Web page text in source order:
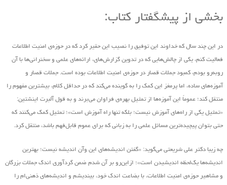
بخشی از پیشگفتار کتاب:
در این چند سال که خداوند این توفیق را نصیب این حقیر کرد که در حوزه‌ی امنیت اطلاعات
فعالیت کنم، یکی از چالش‌هایی که در تدوین گزارش‌های، ارائه‌های علمی و سخنرانی‌ها با آن
روبه‌رو بودم، کمبود جملات قصار در حوزه‌ی امنیت اطلاعات بوده است. جملات قصار و
آموزه‌های ساده، اما پرمغز این کمک را به گوینده‌ می‌کند که در حداقل کلام، بیشترین مفهوم را
منتقل کند؛ عموماً این آموزه‌ها از تمثیل بهره‌ی فراوان‌ می‌برند و به قول آلبرت اینشتین:
«تمثیل یکی از راه‌های آموزش نیست؛ بلکه تنها راه آموزش است»؛ تمثیل کمک می‌کنند که
حتی بتوان پیچیده‌ترین مسائل علمی را به زبانی که برای عموم قابل‌فهم باشد، منتقل کرد.
چه زیبا دکتر علی شریعتی ‌می‌گوید: «گفتن اندیشه‌های این ‌وآن اندیشه نیست؛ بهترین
اندیشه‌ها یک‌لحظه اندیشیدن است»؛ ازاین‌رو بر آن شدم ضمن گردآوری اندک جملات بزرگان
و مشاهیر حوزه‌ی امنیت اطلاعات، با بضاعت اندک خود، بیندیشم و اندیشه‌های ذهنی‌ام را